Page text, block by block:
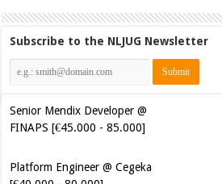
Subscribe to the NLJUG Newsletter
Senior Mendix Developer @
FINAPS [€45.000 - 85.000]
Platform Engineer @ Cegeka